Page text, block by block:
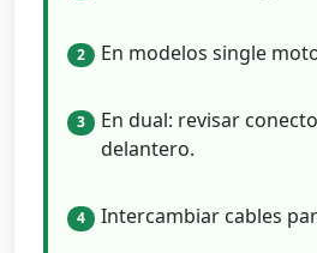
2 En modelos single
3
En dual: revisar
delantero.
4 Intercambiar cables